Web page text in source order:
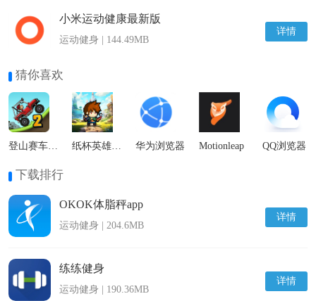
详情
小米运动健康最新版
运动健身 | 144.49MB
猜你喜欢
登山赛车2国际服 纸杯英雄最新版 华为浏览器 Motionleap QQ浏览器
下载排行
详情
OKOK体脂秤app
运动健身 | 204.6MB
详情
练练健身
运动健身 | 190.36MB